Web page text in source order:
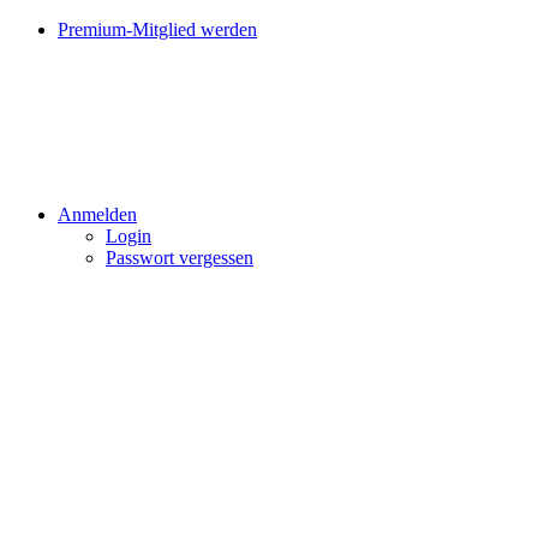
Premium-Mitglied werden
Anmelden
Login
Passwort vergessen